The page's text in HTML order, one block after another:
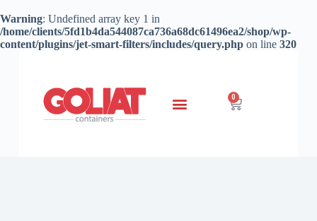
Warning: Undefined array key 1 in
/home/clients/5fd1b4da544087ca736a68dc61496ea2/shop/wp-
content/plugins/jet-smart-filters/includes/query.php on line 320
0